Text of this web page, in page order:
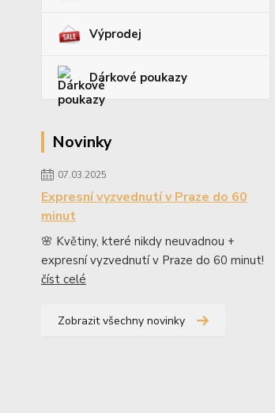
Výprodej
Dárkové poukazy
Novinky
07.03.2025
Expresní vyzvednutí v Praze do 60
minut
🌸 Květiny, které nikdy neuvadnou +
expresní vyzvednutí v Praze do 60 minut!
číst celé
Zobrazit všechny novinky